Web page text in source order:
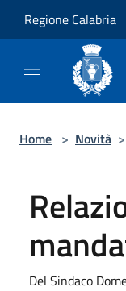
Regione Calabria
Home > Novità >
Del Sindaco